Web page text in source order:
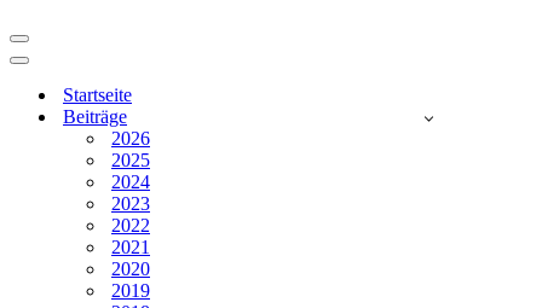
Navigationsmenü
Navigationsmenü
Startseite
Beiträge
2026
2025
2024
2023
2022
2021
2020
2019